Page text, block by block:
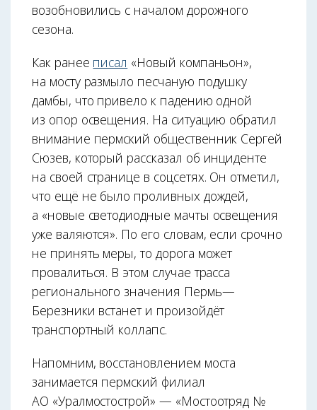
возобновились с началом дорожного
сезона.
Как ранее писал «Новый компаньон»,
на мосту размыло песчаную подушку
дамбы, что привело к падению одной
из опор освещения. На ситуацию обратил
внимание пермский общественник Сергей
Сюзев, который рассказал об инциденте
на своей странице в соцсетях. Он отметил,
что ещё не было проливных дождей,
а «новые светодиодные мачты освещения
уже валяются». По его словам, если срочно
не принять меры, то дорога может
провалиться. В этом случае трасса
регионального значения Пермь—
Березники встанет и произойдёт
транспортный коллапс.
Напомним, восстановлением моста
занимается пермский филиал
АО «Уралмостострой» — «Мостоотряд №